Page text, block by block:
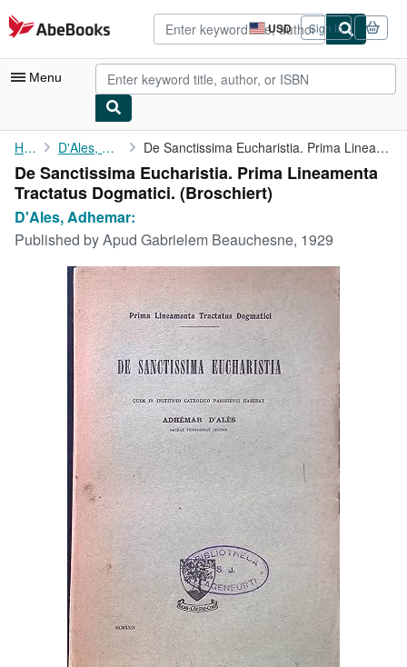
Skip to main content
AbeBooks.com USD
Site
shopping
preferences
Sign in
Menu
My Account
My Purchases
Advanced Search
Browse Collections
Rare Books
Art & Collectibles
Start Selling
CLOSE
Home D'Ales, Adhemar: De Sanctissima Eucharistia. Prima Lineamenta Tractatus Dogmatici.
De Sanctissima Eucharistia. Prima Lineamenta
Tractatus Dogmatici. (Broschiert)
D'Ales, Adhemar:
Published byApud Gabrielem Beauchesne, 1929